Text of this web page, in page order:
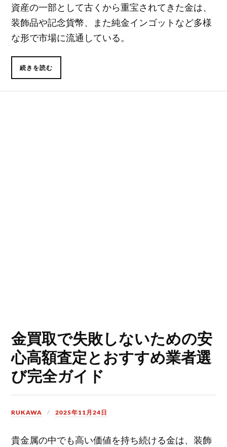
資産の一部として古くから重宝されてきた金は、
装飾品や記念貨幣、また純金インゴットなど多様
な形で市場に流通している。
続きを読む
金買取で失敗しないための安
心高額査定とおすすめ業者選
び完全ガイド
RUKAWA 2025年11月24日
貴金属の中でも高い価値を持ち続ける金は、装飾